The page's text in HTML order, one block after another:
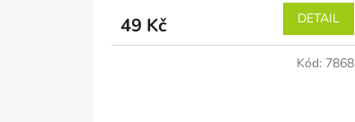
49 Kč DETAIL
Kód: 7868